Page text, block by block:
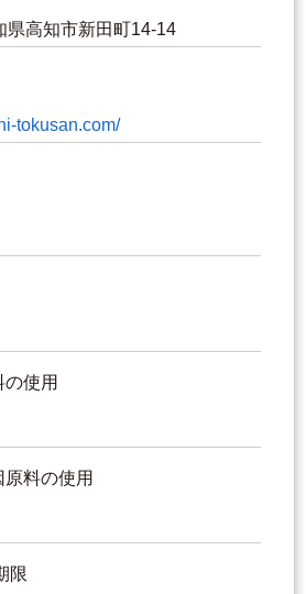
県高知市新田町14-14
tokusan.com/
使用
料の使用
限